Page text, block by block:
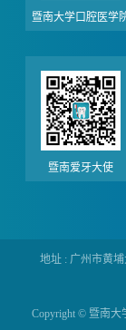
暨南大学口腔医学
暨南爱牙大使
地址 : 广州市黄
Copyright © 暨南大